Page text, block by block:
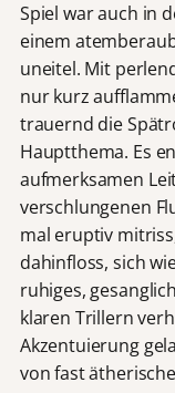
Spiel war auch in
einem
uneitel. Mit
nur kurz
trauernd die
Hauptthema. Es
aufmerksamen
verschlungenen
mal eruptiv
dahinfloss, sich
ruhiges,
klaren Trillern
Akzentuierung
von fast